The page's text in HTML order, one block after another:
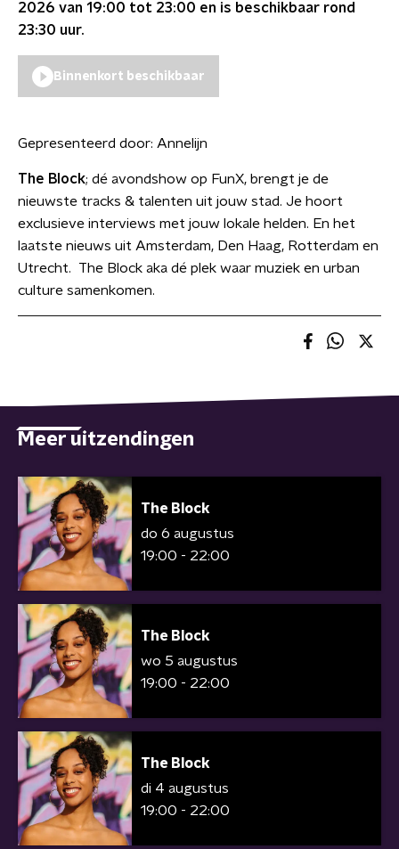
2026 van 19:00 tot 23:00 en is beschikbaar rond
23:30 uur.
Binnenkort beschikbaar
Gepresenteerd door: Annelijn
The Block; dé avondshow op FunX, brengt je de
nieuwste tracks & talenten uit jouw stad. Je hoort
exclusieve interviews met jouw lokale helden. En het
laatste nieuws uit Amsterdam, Den Haag, Rotterdam en
Utrecht. The Block aka dé plek waar muziek en urban
culture samenkomen.
Meer uitzendingen
The Block
do 6 augustus
19:00 - 22:00
The Block
wo 5 augustus
19:00 - 22:00
The Block
di 4 augustus
19:00 - 22:00